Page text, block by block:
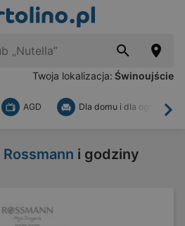
Twoja lokalizacja: Świnoujście
AGD Dla domu i dla ogrodu
Rossmann i godziny